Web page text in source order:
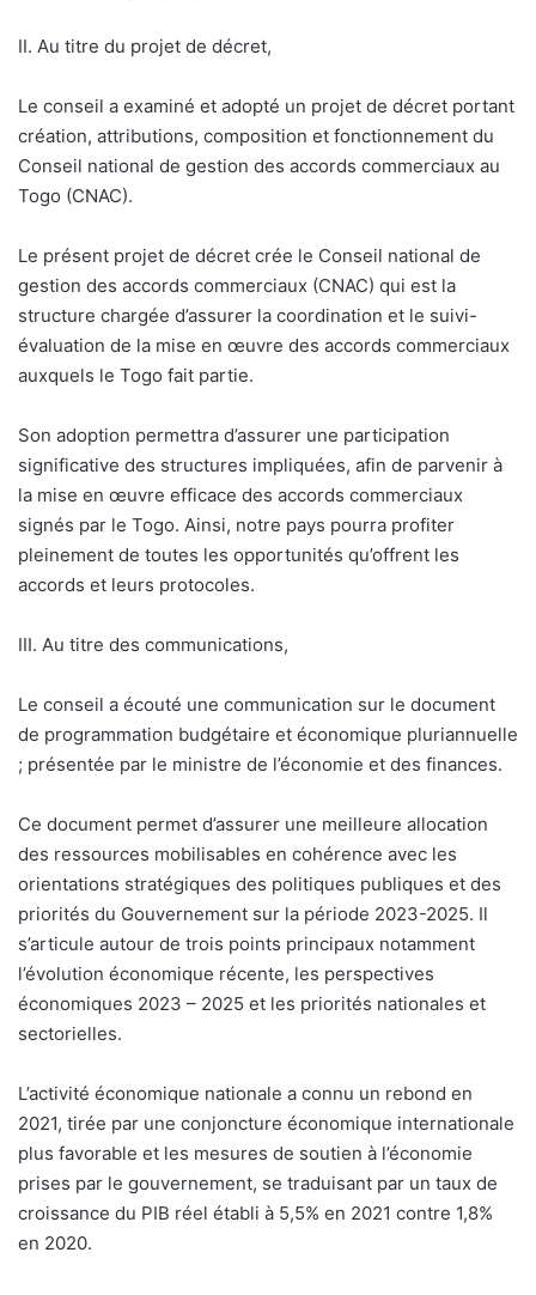
II. Au titre du projet de décret,
Le conseil a examiné et adopté un projet de décret portant
création, attributions, composition et fonctionnement du
Conseil national de gestion des accords commerciaux au
Togo (CNAC).
Le présent projet de décret crée le Conseil national de
gestion des accords commerciaux (CNAC) qui est la
structure chargée d’assurer la coordination et le suivi-
évaluation de la mise en œuvre des accords commerciaux
auxquels le Togo fait partie.
Son adoption permettra d’assurer une participation
significative des structures impliquées, afin de parvenir à
la mise en œuvre efficace des accords commerciaux
signés par le Togo. Ainsi, notre pays pourra profiter
pleinement de toutes les opportunités qu’offrent les
accords et leurs protocoles.
III. Au titre des communications,
Le conseil a écouté une communication sur le document
de programmation budgétaire et économique pluriannuelle
; présentée par le ministre de l’économie et des finances.
Ce document permet d’assurer une meilleure allocation
des ressources mobilisables en cohérence avec les
orientations stratégiques des politiques publiques et des
priorités du Gouvernement sur la période 2023-2025. Il
s’articule autour de trois points principaux notamment
l’évolution économique récente, les perspectives
économiques 2023 – 2025 et les priorités nationales et
sectorielles.
L’activité économique nationale a connu un rebond en
2021, tirée par une conjoncture économique internationale
plus favorable et les mesures de soutien à l’économie
prises par le gouvernement, se traduisant par un taux de
croissance du PIB réel établi à 5,5% en 2021 contre 1,8%
en 2020.